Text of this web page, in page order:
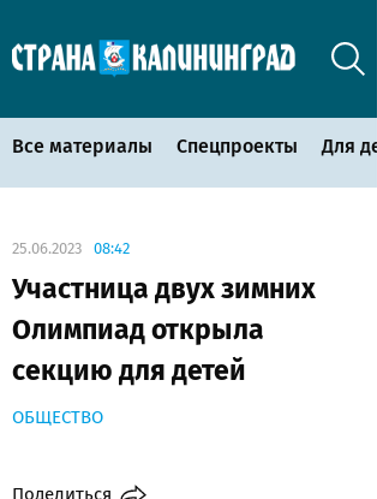
Все материалы Спецпроекты Для
25.06.2023 08:42
Участница двух зимних
Олимпиад открыла
секцию для детей
ОБЩЕСТВО
Поделиться